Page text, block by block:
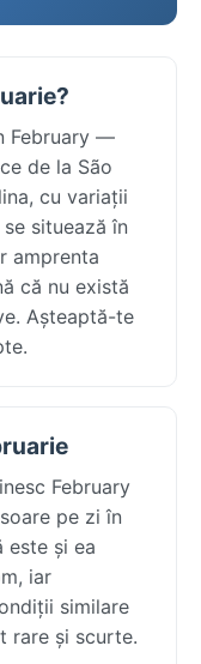
February —
de la São
cu variații
situează în
amprenta
că nu există
Așteaptă-te
February
pe zi în
este și ea
iar
similare
rare și scurte.